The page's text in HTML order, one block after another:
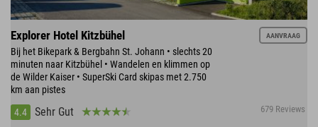
Explorer Hotel Kitzbühel
Bij het Bikepark & Bergbahn St. Johann • slechts 20
minuten naar Kitzbühel • Wandelen en klimmen op
de Wilder Kaiser • SuperSki Card skipas met 2.750
km aan pistes
4.4
Sehr Gut 679 Reviews
AANVRAAG